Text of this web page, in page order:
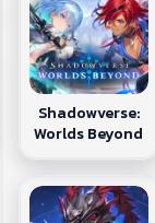
Shadowverse:
Worlds Beyond